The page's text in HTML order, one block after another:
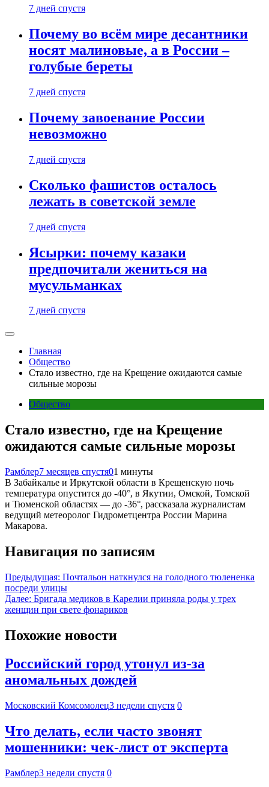
7 дней спустя
Почему во всём мире десантники
носят малиновые, а в России –
голубые береты
7 дней спустя
Почему завоевание России
невозможно
7 дней спустя
Сколько фашистов осталось
лежать в советской земле
7 дней спустя
Ясырки: почему казаки
предпочитали жениться на
мусульманках
7 дней спустя
Главная
Общество
Стало известно, где на Крещение ожидаются самые
сильные морозы
Общество
Стало известно, где на Крещение
ожидаются самые сильные морозы
Рамблер7 месяцев спустя01 минуты
В Забайкалье и Иркутской области в Крещенскую ночь
температура опустится до -40°, в Якутии, Омской, Томской
и Тюменской областях — до -36°, рассказала журналистам
ведущий метеоролог Гидрометцентра России Марина
Макарова.
Навигация по записям
Предыдущая: Почтальон наткнулся на голодного тюлененка
посреди улицы
Далее: Бригада медиков в Карелии приняла роды у трех
женщин при свете фонариков
Похожие новости
Российский город утонул из-за
аномальных дождей
Московский Комсомолец3 недели спустя 0
Что делать, если часто звонят
мошенники: чек-лист от эксперта
Рамблер3 недели спустя 0